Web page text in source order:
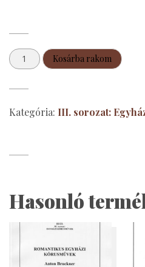
Orlandus
Lassus:
8
Magnificat
Kosárba rakom
Kategória: III. sorozat:
Hasonló